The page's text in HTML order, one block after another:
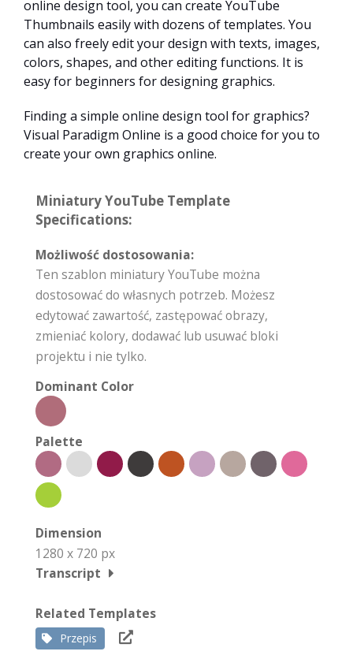
online design tool, you can create YouTube
Thumbnails easily with dozens of templates. You
can also freely edit your design with texts, images,
colors, shapes, and other editing functions. It is
easy for beginners for designing graphics.
Finding a simple online design tool for graphics?
Visual Paradigm Online is a good choice for you to
create your own graphics online.
Miniatury YouTube Template
Specifications:
Możliwość dostosowania:
Ten szablon miniatury YouTube można
dostosować do własnych potrzeb. Możesz
edytować zawartość, zastępować obrazy,
zmieniać kolory, dodawać lub usuwać bloki
projektu i nie tylko.
Dominant Color
Palette
Dimension
1280 x 720 px
Transcript
Related Templates
Przepis